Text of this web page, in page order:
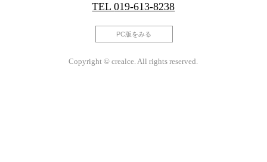
TEL019-613-8238
PC版をみる
Copyright © crealce. All rights reserved.